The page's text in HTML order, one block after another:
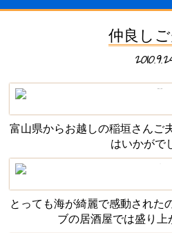
仲良し
富山県からお越しの稲垣さんご
はいかがで
とっても海が綺麗で感動された
ブの居酒屋では盛り上